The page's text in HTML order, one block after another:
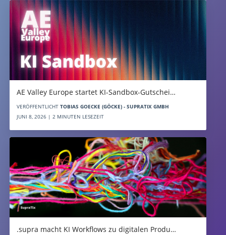
AE Valley Europe startet KI-Sandbox-Gutschei…
VERÖFFENTLICHT TOBIAS GOECKE (GÖCKE) - SUPRATIX GMBH
JUNI 8, 2026 | 2 MINUTEN LESEZEIT
.supra macht KI Workflows zu digitalen Produ…